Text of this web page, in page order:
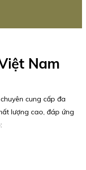
Nam
cung cấp đa
lượng cao, đáp ứng